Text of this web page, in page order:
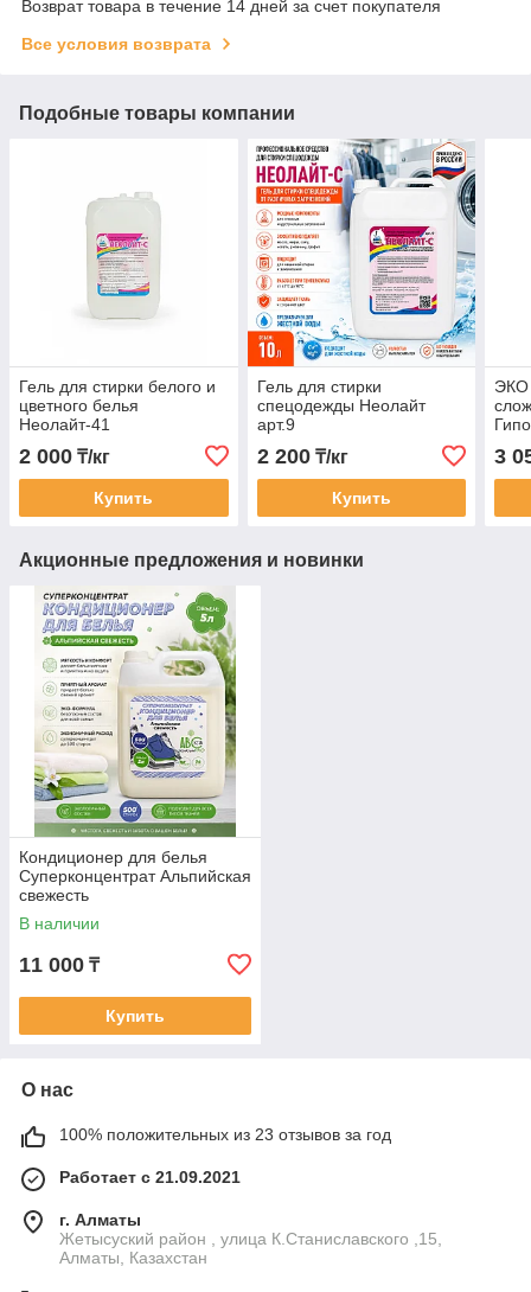
Возврат товара в течение 14 дней за счет покупателя
Все условия возврата
Подобные товары компании
Гель для стирки белого и
цветного белья
Неолайт-41
2 000 ₸/кг
Купить
Гель для стирки
спецодежды Неолайт
арт.9
2 200₸/кг
Купить
ЭКО
3
Акционные предложения и новинки
Кондиционер для белья
Суперконцентрат Альпийская
свежесть
В наличии
11 000 ₸
Купить
О нас
100% положительных из 23 отзывов за год
Работает с 21.09.2021
г. Алматы
Жетысуский район , улица К.Станиславского ,15,
Алматы, Казахстан